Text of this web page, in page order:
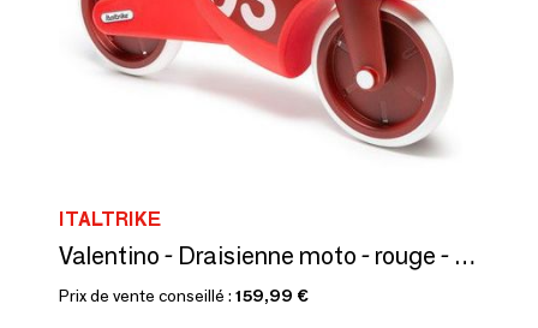
ITALTRIKE
Valentino - Draisienne moto - rouge - 2/4 ans
Prix de vente conseillé : 159,99 €